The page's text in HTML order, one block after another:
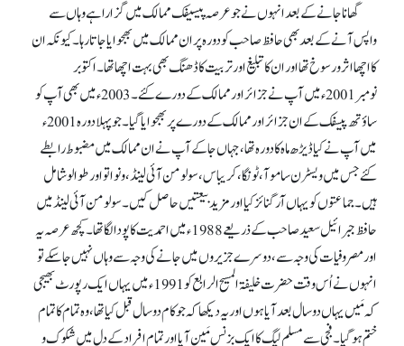
گھانا جانے کے بعد انہوں نے جو عرصہ پیسیفک ممالک میں گزاراہے وہاں سے
واپس آنے کے بعد بھی حافظ صاحب کو دورہ پر ان ممالک میں بھجوایا جاتا رہا۔ کیونکہ ان
کا اچھا اثر و رسوخ تھا اور ان کا تبلیغ اور تربیت کا ڈھنگ بھی بہت اچھا تھا۔ اکتوبر
نومبر 2001ء میں آپ نے جزائر اور ممالک کے دورے کئے۔ 2003ء میں بھی آپ کو
ساؤتھ پیسفک کے ان جزائر اور ممالک کے دورے پر بھجوایا گیا۔ جو پہلا دورہ 2001ء
میں آپ نے کیا ڈیڑھ ماہ کا دورہ تھا، جہاں جا کے آپ نے ان ممالک میں مضبوط رابطے
کئے جس میں ویسٹرن ساموآ، ٹونگا، کریباس، سولومن آئی لینڈ، ونواتو اور طوالو شامل
ہیں۔ جماعتوں کو یہاں آرگنائز کیا اور مزید بیعتیں حاصل کیں۔ سولومن آئی لینڈ میں
حافظ جبرائیل سعید صاحب کے ذریعے 1988ء میں احمدیت کا پودا لگا تھا۔ کچھ عرصہ یہ
اور مصروفیات کی وجہ سے، دوسرے جزیروں میں جانے کی وجہ سے وہاں نہیں جا سکے تو
انہوں نے اُس وقت حضرت خلیفۃ المسیح الرابع کو 1991ء میں یہاں ایک رپورٹ بھیجی
کہ مَیں یہاں دو سال بعد آیا ہوں اور یہ دیکھا کہ جو کام دوسال قبل کیا تھا، وہ تمام کا تمام
ختم ہو گیا۔ فجی سے مسلم لیگ کا ایک بزنس مَین آیا اور تمام افراد کے دل میں شکوک و